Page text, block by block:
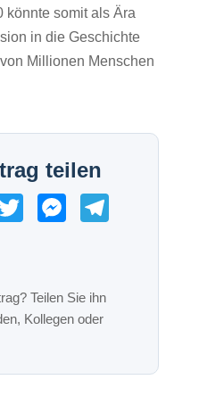
könnte somit als Ära
in die Geschichte
Millionen Menschen
er
M
e
n
er